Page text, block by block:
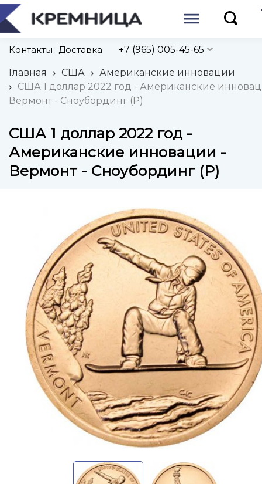
Контакты Доставка +7 (965) 005-45-65
Главная США
Американские инновации
США 1 доллар 2022 год - Американские
Вермонт - Сноубординг (P)
США 1 доллар 2022 год -
Американские инновации -
Вермонт - Сноубординг (P)